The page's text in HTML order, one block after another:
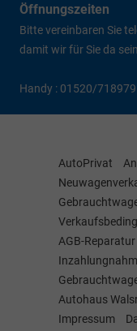
Öffnungszeiten
Bitte vereinbaren Sie
damit wir für Sie da
Handy : 01520/
AutoPrivat
AGB-Reparatur
Autohaus
Impressum